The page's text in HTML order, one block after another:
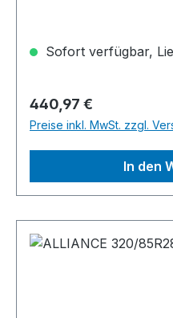
Sofort verfügbar,
Regulärer Preis:
440,97 €
Preise inkl. MwSt. zzgl.
In den